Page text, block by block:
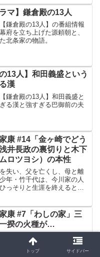
きる運命を受け入れ、織田
信玄という化け物...
マ】鎌倉殿の13人
鎌倉殿の13人】の番組情報
府を立ち上げた源頼朝と、
北条家の物語。
13人】和田義盛という
漢
鎌倉殿の13人】和田義盛と
る漢と強すぎる巴御前の夫
康 #14「金ヶ崎でどう
井長政の裏切りと木下
ロツヨシ）の本性
失い、父を亡くし、母と離
年・竹千代は、今川家の人
っそりと生涯を終えると思
きる運命を受け入れ、織田
玄という化け物...
康 #7「わしの家」三
揆の火種が…
を失い、父を亡くし、母と離
少年・竹千代は、今川家の人
ひっそりと生涯を終えると思
トップ サイドバー